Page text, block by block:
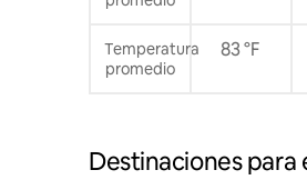
Temperatura
promedio
83 °F
Destinaciones para